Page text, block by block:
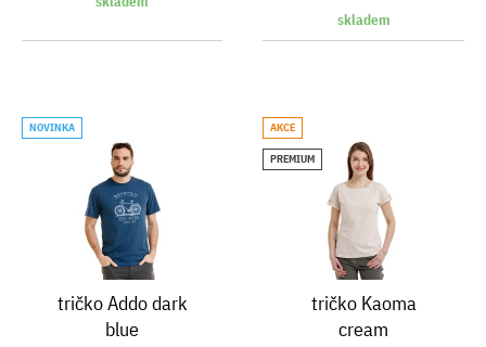
skladem
NOVINKA
tričko Addo dark
blue
AKCE
PREMIUM
tričko Kaoma
cream